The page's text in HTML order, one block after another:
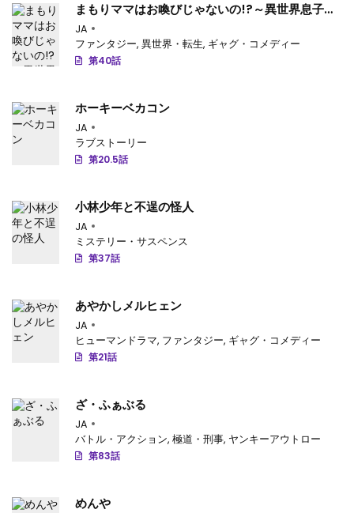
第1101話 : 第1101話
第1100話: 第1100話
第1098話 : 第1098話
第1097話: 第1097話
第1095話: 第1095話
第1094話: 第1094話
第1092話: 第1092話
第1091話: 第1091話
第1089話: 第1089話
第1088話: 第1088話
第1086話: 第1086話
まもりママはお喚びじゃないの!?～異世界息子反
抗記～
JA
ファンタジー, 異世界・転生, ギャグ・コメディー
第40話
ホーキーベカコン
JA
ラブストーリー
第20.5話
小林少年と不逞の怪人
JA
ミステリー・サスペンス
第37話
あやかしメルヒェン
JA
ヒューマンドラマ, ファンタジー, ギャグ・コメディー
第21話
ざ・ふぁぶる
JA
バトル・アクション, 極道・刑事, ヤンキーアウトロー
第83話
めんや